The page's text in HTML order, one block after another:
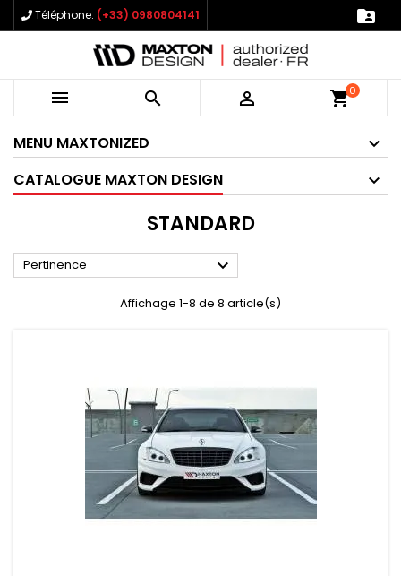
Téléphone: (+33) 0980804141 
   shopping_cart0
MENU MAXTONIZED
CATALOGUE MAXTON DESIGN
STANDARD
Pertinence 
Affichage 1-8 de 8 article(s)